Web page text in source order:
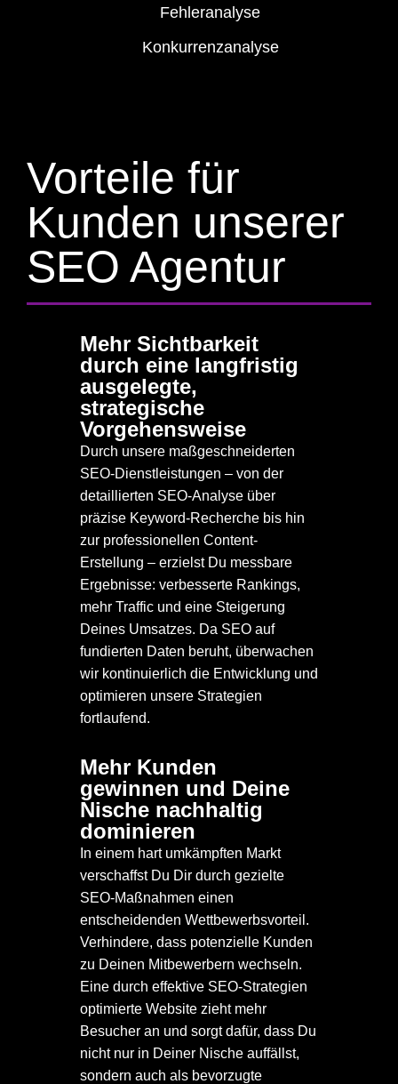
Fehleranalyse
Konkurrenzanalyse
Vorteile für
Kunden unserer
SEO Agentur
01
Mehr Sichtbarkeit
durch eine langfristig
ausgelegte,
strategische
Vorgehensweise
Durch unsere maßgeschneiderten
SEO-Dienstleistungen – von der
detaillierten SEO-Analyse über
präzise Keyword-Recherche bis hin
zur professionellen Content-
Erstellung – erzielst Du messbare
Ergebnisse: verbesserte Rankings,
mehr Traffic und eine Steigerung
Deines Umsatzes. Da SEO auf
fundierten Daten beruht, überwachen
wir kontinuierlich die Entwicklung und
optimieren unsere Strategien
fortlaufend.
02
Mehr Kunden
gewinnen und Deine
Nische nachhaltig
dominieren
In einem hart umkämpften Markt
verschaffst Du Dir durch gezielte
SEO-Maßnahmen einen
entscheidenden Wettbewerbsvorteil.
Verhindere, dass potenzielle Kunden
zu Deinen Mitbewerbern wechseln.
Eine durch effektive SEO-Strategien
optimierte Website zieht mehr
Besucher an und sorgt dafür, dass Du
nicht nur in Deiner Nische auffällst,
sondern auch als bevorzugte